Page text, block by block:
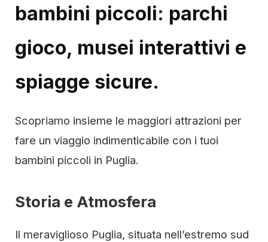
bambini piccoli: parchi
gioco, musei interattivi e
spiagge sicure.
Scopriamo insieme le maggiori attrazioni per
fare un viaggio indimenticabile con i tuoi
bambini piccoli in Puglia.
Storia e Atmosfera
Il meraviglioso Puglia, situata nell’estremo sud